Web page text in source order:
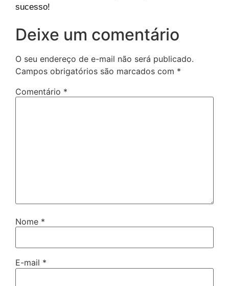
sucesso!
Deixe um comentário
O seu endereço de e-mail não será publicado.
Campos obrigatórios são marcados com *
Comentário *
Nome *
E-mail *